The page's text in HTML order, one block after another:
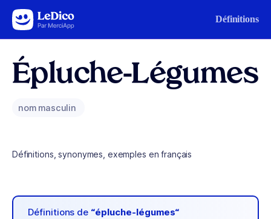
Aller au contenu Définitions
Épluche-Légumes
nom masculin
Définitions, synonymes, exemples en français
Définitions de “épluche-légumes“